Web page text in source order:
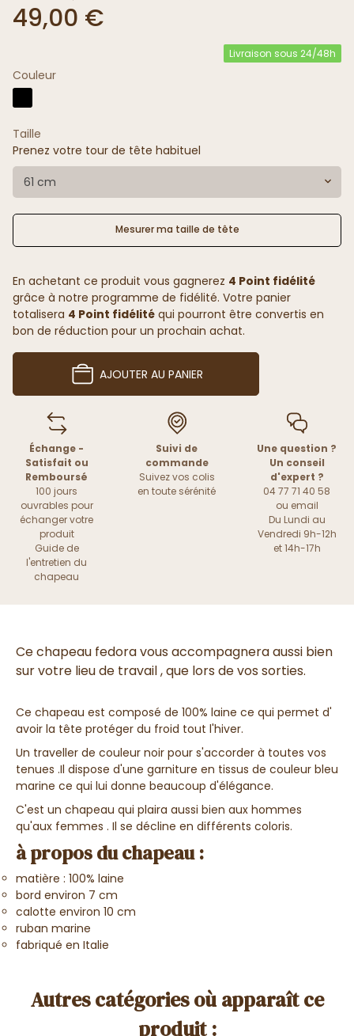
49,00 €
Livraison sous 24/48h
Couleur
Taille
Prenez votre tour de tête habituel
61 cm
Mesurer ma taille de tête
En achetant ce produit vous gagnerez 4 Point fidélité
grâce à notre programme de fidélité. Votre panier
totalisera 4 Point fidélité qui pourront être convertis en
bon de réduction pour un prochain achat.
AJOUTER AU PANIER
Échange -
Satisfait ou
Remboursé
100 jours
ouvrables pour
échanger votre
produit
Guide de
l'entretien du
chapeau
Suivi de
commande
Suivez vos colis
en toute sérénité
Une question ?
Un conseil
d'expert ?
04 77 71 40 58
ou email
Du Lundi au
Vendredi 9h-12h
et 14h-17h
Ce chapeau fedora vous accompagnera aussi bien
sur votre lieu de travail , que lors de vos sorties.
Ce chapeau est composé de 100% laine ce qui permet d'
avoir la tête protéger du froid tout l'hiver.
Un traveller de couleur noir pour s'accorder à toutes vos
tenues .Il dispose d'une garniture en tissus de couleur bleu
marine ce qui lui donne beaucoup d'élégance.
C'est un chapeau qui plaira aussi bien aux hommes
qu'aux femmes . Il se décline en différents coloris.
à propos du chapeau :
matière : 100% laine
bord environ 7 cm
calotte environ 10 cm
ruban marine
fabriqué en Italie
Autres catégories où apparaît ce
produit :